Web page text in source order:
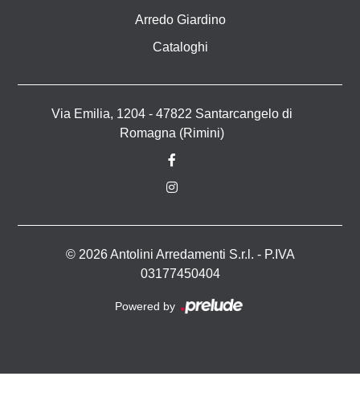
Arredo Giardino
Cataloghi
Via Emilia, 1204 - 47822 Santarcangelo di
Romagna (Rimini)
© 2026 Antolini Arredamenti S.r.l. - P.IVA
03177450404
Powered by